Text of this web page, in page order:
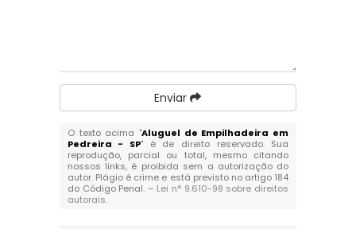
Enviar
O texto acima "Aluguel de Empilhadeira em
Pedreira - SP" é de direito reservado. Sua
reprodução, parcial ou total, mesmo citando
nossos links, é proibida sem a autorização do
autor. Plágio é crime e está previsto no artigo 184
do Código Penal. – Lei n° 9.610-98 sobre direitos
autorais.